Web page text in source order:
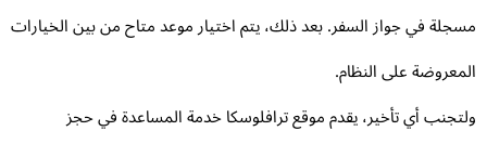
في جواز السفر. بعد ذلك، يتم اختيار موعد متاح من بين الخيارات
على النظام.
أي تأخير، يقدم موقع ترافلوسكا خدمة المساعدة في حجز